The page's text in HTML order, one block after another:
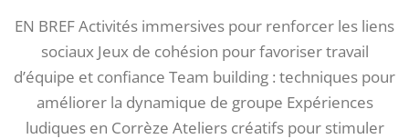
EN BREF Activités immersives pour renforcer les liens
sociaux Jeux de cohésion pour favoriser travail
d’équipe et confiance Team building : techniques pour
améliorer la dynamique de groupe Expériences
ludiques en Corrèze Ateliers créatifs pour stimuler